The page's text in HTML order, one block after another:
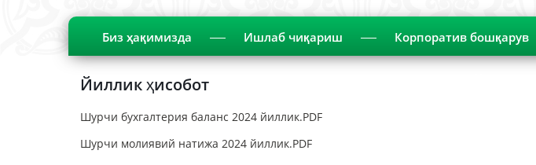
Биз ҳақимизда Ишлаб чиқариш Корпоратив бошқарув
Йиллик ҳисобот
Шурчи бухгалтерия баланс 2024 йиллик.PDF
Шурчи молиявий натижа 2024 йиллик.PDF